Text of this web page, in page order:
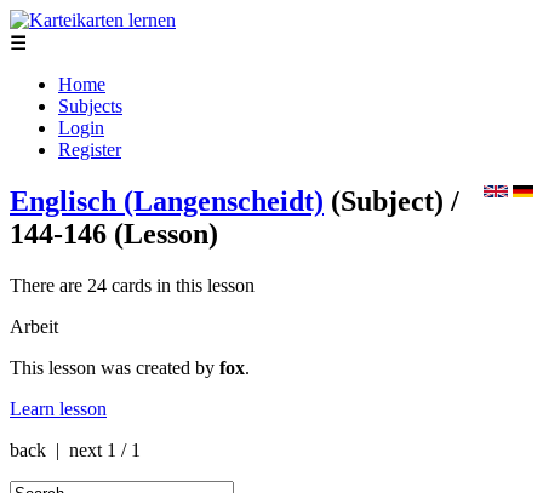
☰
Home
Subjects
Login
Register
Englisch (Langenscheidt) (Subject) /
144-146 (Lesson)
There are 24 cards in this lesson
Arbeit
This lesson was created by fox.
Learn lesson
back | next 1 / 1